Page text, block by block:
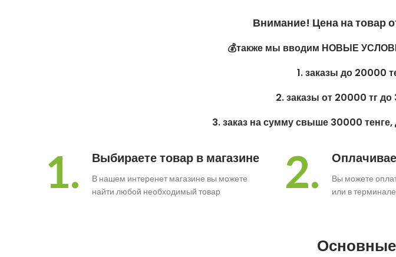
Внимание! Цена на товар
💰также мы вводим НОВЫЕ
1. заказы до 20000
2. заказы от 20000 тг до
3. заказ на сумму свыше 30000
1. Выбираете товар в магазине
В нашем интеренет магазине вы можете
найти любой необходимый товар
2.
Вы можете
или в терминале
Основные